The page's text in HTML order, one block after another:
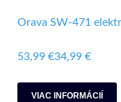
Orava SW-471
53,99 €34,99 €
VIAC INFORMÁCIÍ